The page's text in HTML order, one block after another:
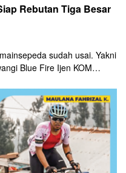
Rebutan Tiga Besar
sudah usai. Yakni
Blue Fire Ijen KOM
menjadi kategori dengan
Maulana Kurniawan dan